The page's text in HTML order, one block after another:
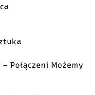
Połączeni Możemy